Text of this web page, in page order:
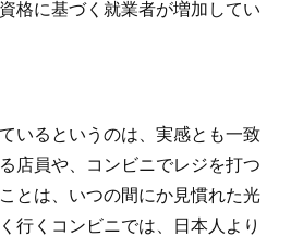
格に基づく就業者が増加してい
いるというのは、実感とも一致
店員や、コンビニでレジを打つ
とは、いつの間にか見慣れた光
行くコンビニでは、日本人より